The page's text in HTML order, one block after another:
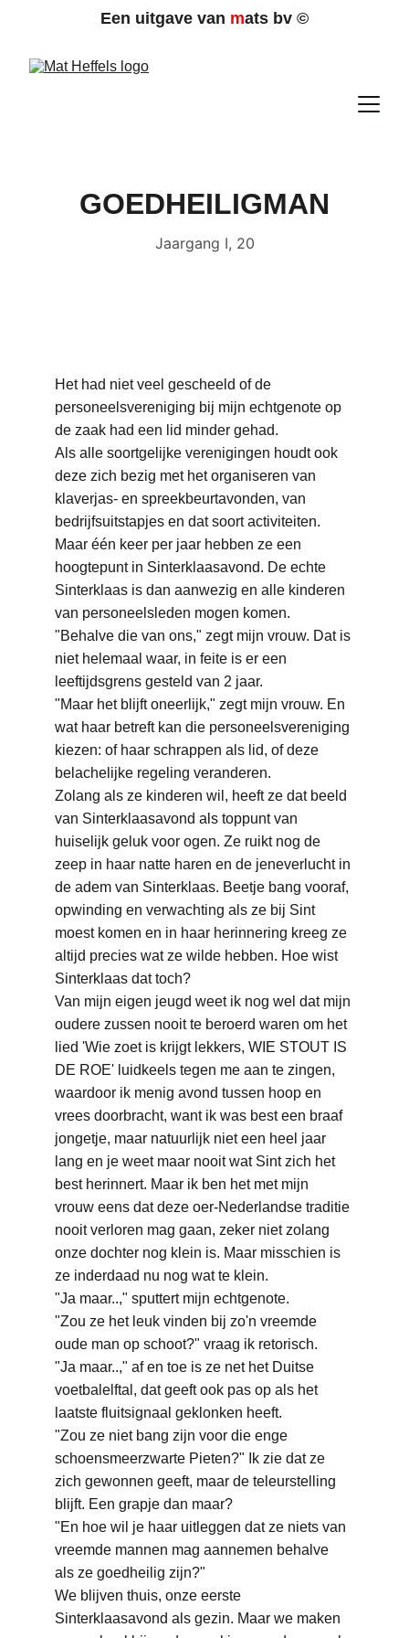
Een uitgave van mats bv ©
GOEDHEILIGMAN
Jaargang I, 20
Het had niet veel gescheeld of de
personeelsvereniging bij mijn echtgenote op
de zaak had een lid minder gehad.
Als alle soortgelijke verenigingen houdt ook
deze zich bezig met het organiseren van
klaverjas- en spreekbeurtavonden, van
bedrijfsuitstapjes en dat soort activiteiten.
Maar één keer per jaar hebben ze een
hoogtepunt in Sinterklaasavond. De echte
Sinterklaas is dan aanwezig en alle kinderen
van personeelsleden mogen komen.
"Behalve die van ons," zegt mijn vrouw. Dat is
niet helemaal waar, in feite is er een
leeftijdsgrens gesteld van 2 jaar.
"Maar het blijft oneerlijk," zegt mijn vrouw. En
wat haar betreft kan die personeelsvereniging
kiezen: of haar schrappen als lid, of deze
belachelijke regeling veranderen.
Zolang als ze kinderen wil, heeft ze dat beeld
van Sinterklaasavond als toppunt van
huiselijk geluk voor ogen. Ze ruikt nog de
zeep in haar natte haren en de jeneverlucht in
de adem van Sinterklaas. Beetje bang vooraf,
opwinding en verwachting als ze bij Sint
moest komen en in haar herinnering kreeg ze
altijd precies wat ze wilde hebben. Hoe wist
Sinterklaas dat toch?
Van mijn eigen jeugd weet ik nog wel dat mijn
oudere zussen nooit te beroerd waren om het
lied 'Wie zoet is krijgt lekkers, WIE STOUT IS
DE ROE' luidkeels tegen me aan te zingen,
waardoor ik menig avond tussen hoop en
vrees doorbracht, want ik was best een braaf
jongetje, maar natuurlijk niet een heel jaar
lang en je weet maar nooit wat Sint zich het
best herinnert. Maar ik ben het met mijn
vrouw eens dat deze oer-Nederlandse traditie
nooit verloren mag gaan, zeker niet zolang
onze dochter nog klein is. Maar misschien is
ze inderdaad nu nog wat te klein.
"Ja maar..," sputtert mijn echtgenote.
"Zou ze het leuk vinden bij zo'n vreemde
oude man op schoot?" vraag ik retorisch.
"Ja maar..," af en toe is ze net het Duitse
voetbalelftal, dat geeft ook pas op als het
laatste fluitsignaal geklonken heeft.
"Zou ze niet bang zijn voor die enge
schoensmeerzwarte Pieten?" Ik zie dat ze
zich gewonnen geeft, maar de teleurstelling
blijft. Een grapje dan maar?
"En hoe wil je haar uitleggen dat ze niets van
vreemde mannen mag aannemen behalve
als ze goedheilig zijn?"
We blijven thuis, onze eerste
Sinterklaasavond als gezin. Maar we maken